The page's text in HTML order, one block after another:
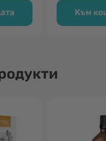
Към